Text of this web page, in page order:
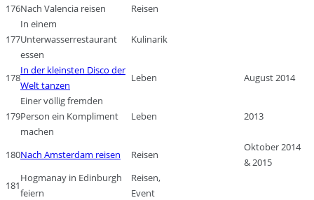
176Nach Valencia reisen Reisen
177
In einem
Unterwasserrestaurant
essen
Kulinarik
178
In der kleinsten Disco der
Welt tanzen
Leben August 2014
179
Einer völlig fremden
Person ein Kompliment
machen
Leben 2013
180Nach Amsterdam reisen Reisen
Oktober 2014
& 2015
181
Hogmanay in Edinburgh
feiern
Reisen,
Event